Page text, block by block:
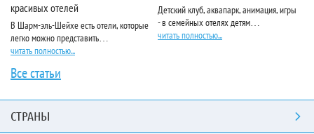
красивых отелей
В Шарм-эль-Шейхе есть отели, которые
легко можно представить…
читать полностью...
Детский клуб, аквапарк, анимация, игры
- в семейных отелях детям…
читать полностью...
Все статьи
СТРАНЫ